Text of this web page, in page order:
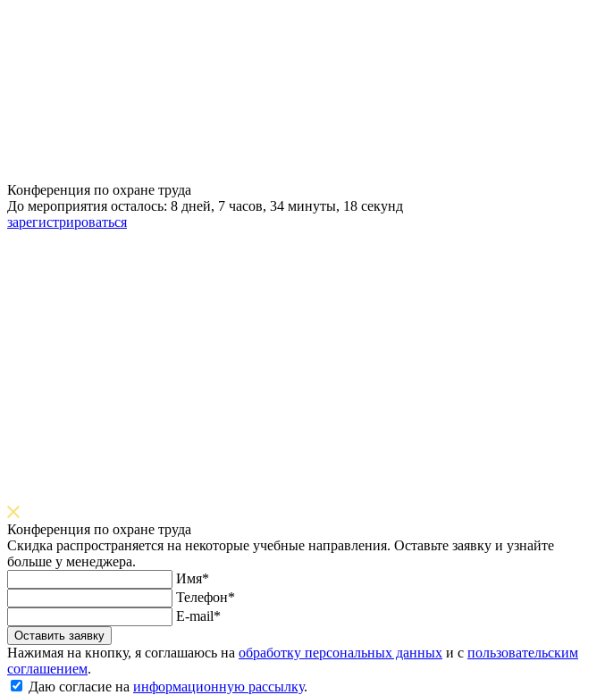
Конференция по охране труда
До мероприятия осталось: 8 дней, 7 часов, 34 минуты, 17 секунд
зарегистрироваться
Конференция по охране труда
Скидка распространяется на некоторые учебные направления. Оставьте заявку и узнайте
больше у менеджера.
Имя*
Телефон*
E-mail*
Оставить заявку
Нажимая на кнопку, я соглашаюсь на обработку персональных данных и с пользовательским
соглашением.
Даю согласие на информационную рассылку.